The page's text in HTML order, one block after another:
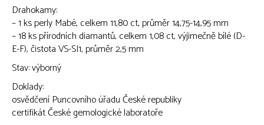
Drahokamy:
– 1 ks perly Mabé, celkem 11,80 ct, průměr 14,75-14,95 mm
– 18 ks přírodních diamantů, celkem 1,08 ct, výjimečně bílé (D-
E-F), čistota VS-SI1, průměr 2,5 mm
Stav: výborný
Doklady:
osvědčení Puncovního úřadu České republiky
certifikát České gemologické laboratoře